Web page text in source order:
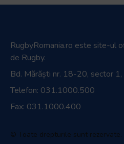
RugbyRomania.ro este site-ul
de Rugby.
Bd. Mărăști nr. 18-20, sector 1,
Telefon: 031.1000.500
Fax: 031.1000.400
© Toate drepturile sunt rezervate.